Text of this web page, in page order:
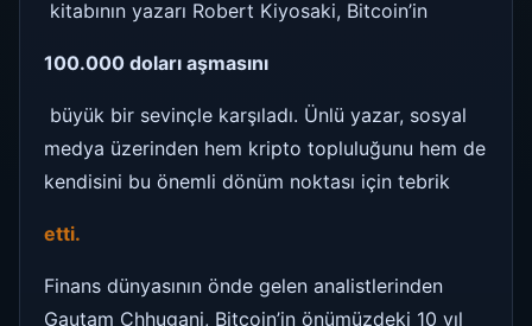
kitabının yazarı Robert Kiyosaki, Bitcoin’in
100.000 doları aşmasını
büyük bir sevinçle karşıladı. Ünlü yazar, sosyal
medya üzerinden hem kripto topluluğunu hem de
kendisini bu önemli dönüm noktası için tebrik
etti.
Finans dünyasının önde gelen analistlerinden
Gautam Chhugani, Bitcoin’in önümüzdeki 10 yıl